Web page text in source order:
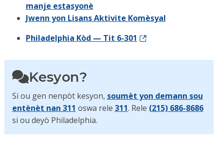
manje estasyonè
Jwenn yon Lisans Aktivite Komèsyal
Philadelphia Kòd — Tit 6-301
Kesyon?
Si ou gen nenpòt kesyon, soumèt yon demann sou
entènèt nan 311 oswa rele 311. Rele (215) 686-8686
si ou deyò Philadelphia.